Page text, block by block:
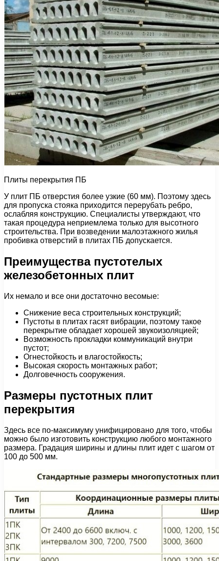
Плиты перекрытия ПБ
У плит ПБ отверстия более узкие (60 мм). Поэтому здесь
для пропуска стояка приходится перерубать ребро,
ослабляя конструкцию. Специалисты утверждают, что
такая процедура неприемлема только для высотного
строительства. При возведении малоэтажного жилья
пробивка отверстий в плитах ПБ допускается.
Преимущества пустотелых
железобетонных плит
Их немало и все они достаточно весомые:
Снижение веса строительных конструкций;
Пустоты в плитах гасят вибрации, поэтому такое
перекрытие обладает хорошей звукоизоляцией;
Возможность прокладки коммуникаций внутри
пустот;
Огнестойкость и влагостойкость;
Высокая скорость монтажных работ;
Долговечность сооружения.
Размеры пустотных плит
перекрытия
Здесь все по-максимуму унифицировано для того, чтобы
можно было изготовить конструкцию любого монтажного
размера. Градация ширины и длины плит идет с шагом от
100 до 500 мм.